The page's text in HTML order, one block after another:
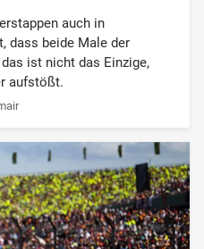
auch in
dass beide Male der
ist nicht das Einzige,
aufstößt.